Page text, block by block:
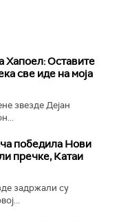
Хапоел: Оставите
све иде на моја
звезде Дејан
победила Нови
пречке, Катаи
задржали су